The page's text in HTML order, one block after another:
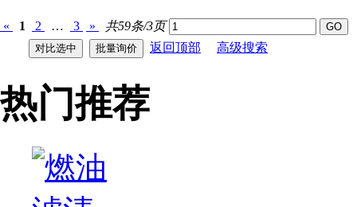
« 1 2 … 3 »
共59条/3页
返回顶部
高级搜索
热门推荐